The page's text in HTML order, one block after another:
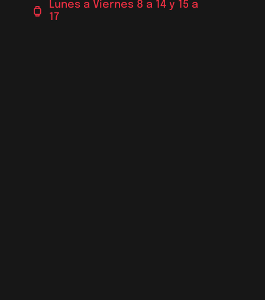
Lunes a Viernes 8 a 14 y 15 a
17